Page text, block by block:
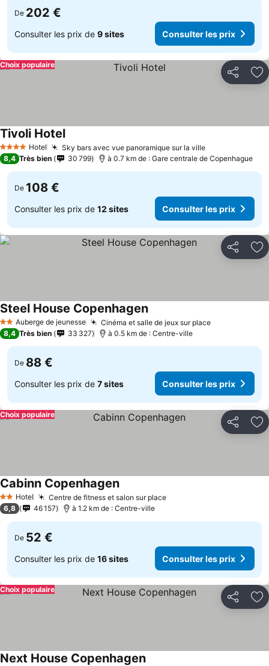
De 202 €
Consulter les prix de 9 sites Consulter les prix
Partager
Choix populaire
4 Étoiles Hotel Sky bars avec vue panoramique sur la ville
Tivoli Hotel
8,4 Très bien 30 799 à 0.7 km de : Gare centrale de Copenhague
De 108 €
Consulter les prix de 12 sites Consulter les prix
Partager
2 ÉtoilesAuberge de jeunesse Cinéma et salle de jeux sur place
Steel House Copenhagen
8,4 Très bien 33 327 à 0.5 km de : Centre-ville
De 88 €
Consulter les prix de 7 sites Consulter les prix
Partager
Choix populaire
2 Étoiles
Hotel Centre de fitness et salon sur place
Cabinn Copenhagen
6,8 46 157 à 1.2 km de : Centre-ville
De 52 €
Consulter les prix de 16 sites Consulter les prix
Partager
Choix populaire
Next House Copenhagen